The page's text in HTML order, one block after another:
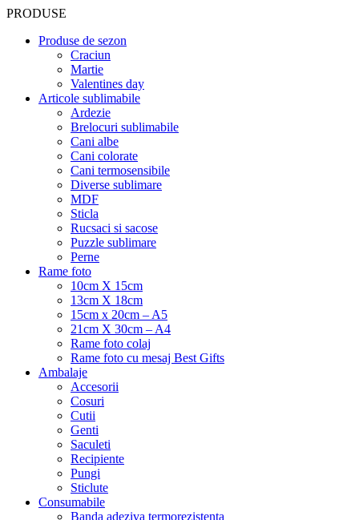
PRODUSE
Produse de sezon
Craciun
Martie
Valentines day
Articole sublimabile
Ardezie
Brelocuri sublimabile
Cani albe
Cani colorate
Cani termosensibile
Diverse sublimare
MDF
Sticla
Rucsaci si sacose
Puzzle sublimare
Perne
Rame foto
10cm X 15cm
13cm X 18cm
15cm x 20cm – A5
21cm X 30cm – A4
Rame foto colaj
Rame foto cu mesaj Best Gifts
Ambalaje
Accesorii
Cosuri
Cutii
Genti
Saculeti
Recipiente
Pungi
Sticlute
Consumabile
Banda adeziva termorezistenta